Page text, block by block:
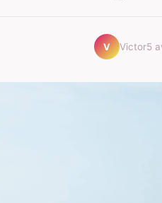
V Victor5